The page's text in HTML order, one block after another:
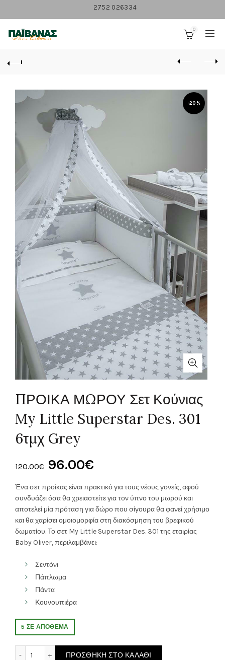
2752 026334
0
-20%
ΠΡΟΙΚΑ ΜΩΡΟΥ Σετ Κούνιας
My Little Superstar Des. 301
6τμχ Grey
120.00€ Original
price
was:
120.00€.
96.00€
τρέχουσα
τιμή
είναι:
Ένα σετ προίκας είναι πρακτικό για τους νέους γονείς, αφού
συνδυάζει όσα θα χρειαστείτε για τον ύπνο του μωρού και
αποτελεί μία πρόταση για δώρο που σίγουρα θα φανεί χρήσιμο
και θα χαρίσει ομοιομορφία στη διακόσμηση του βρεφικού
δωματίου. Το σετ My Little Superstar Des. 301 της εταιρίας
Baby Oliver, περιλαμβάνει:
Σεντόνι
Πάπλωμα
Πάντα
Κουνουπιέρα
5 ΣΕ ΑΠΌΘΕΜΑ
ΠΡΟΣΘΉΚΗ ΣΤΟ ΚΑΛΆΘΙ